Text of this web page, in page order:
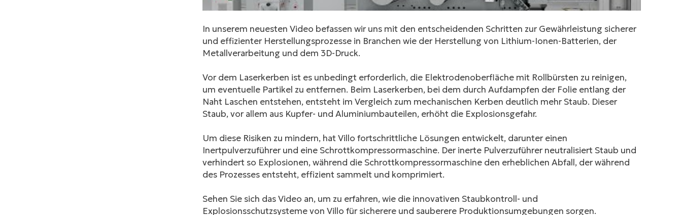
In unserem neuesten Video befassen wir uns mit den entscheidenden Schritten zur Gewährleistung sicherer
und effizienter Herstellungsprozesse in Branchen wie der Herstellung von Lithium-Ionen-Batterien, der
Metallverarbeitung und dem 3D-Druck.
Vor dem Laserkerben ist es unbedingt erforderlich, die Elektrodenoberfläche mit Rollbürsten zu reinigen,
um eventuelle Partikel zu entfernen. Beim Laserkerben, bei dem durch Aufdampfen der Folie entlang der
Naht Laschen entstehen, entsteht im Vergleich zum mechanischen Kerben deutlich mehr Staub. Dieser
Staub, vor allem aus Kupfer- und Aluminiumbauteilen, erhöht die Explosionsgefahr.
Um diese Risiken zu mindern, hat Villo fortschrittliche Lösungen entwickelt, darunter einen
Inertpulverzuführer und eine Schrottkompressormaschine. Der inerte Pulverzuführer neutralisiert Staub und
verhindert so Explosionen, während die Schrottkompressormaschine den erheblichen Abfall, der während
des Prozesses entsteht, effizient sammelt und komprimiert.
Sehen Sie sich das Video an, um zu erfahren, wie die innovativen Staubkontroll- und
Explosionsschutzsysteme von Villo für sicherere und sauberere Produktionsumgebungen sorgen.